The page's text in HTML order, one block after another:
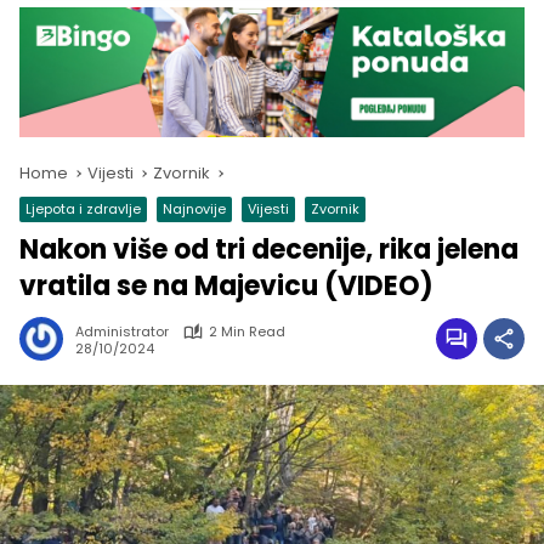
Home Vijesti Zvornik
Ljepota i zdravlje Najnovije Vijesti Zvornik
Nakon više od tri decenije, rika jelena
vratila se na Majevicu (VIDEO)
Administrator
2 Min Read
28/10/2024